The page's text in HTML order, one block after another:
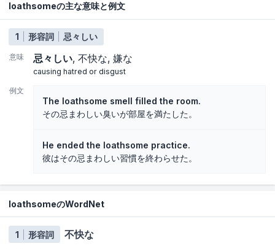
loathsomeの主な意味と例文
1 形容詞 忌々しい
意味 忌々しい 不快な 嫌な
causing hatred or disgust
例文
The loathsome smell filled the room.
その忌まわしい臭いが部屋を満たした。
He ended the loathsome practice.
彼はその忌まわしい習慣を終わらせた。
loathsomeのWordNet
1 形容詞 不快な